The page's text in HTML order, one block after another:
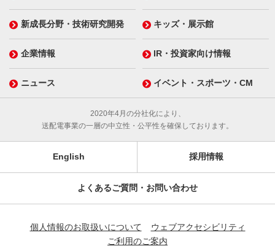
新成長分野・技術研究開発 キッズ・展示館
企業情報 IR・投資家向け情報
ニュース イベント・スポーツ・CM
2020年4月の分社化により、
送配電事業の一層の中立性・公平性を確保しております。
English 採用情報
よくあるご質問・お問い合わせ
個人情報のお取扱いについて
ウェブアクセシビリティ
ご利用のご案内